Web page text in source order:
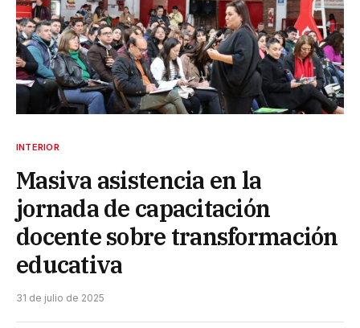
INTERIOR
Masiva asistencia en la
jornada de capacitación
docente sobre transformación
educativa
31 de julio de 2025